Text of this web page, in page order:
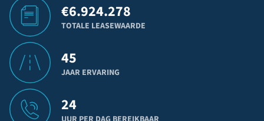
€6.924.278
TOTALE LEASEWAARDE
45
JAAR ERVARING
24